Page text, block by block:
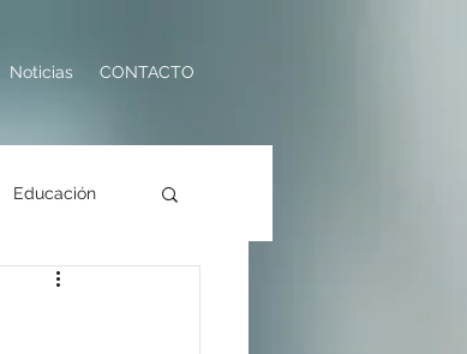
Noticias CONTACTO
Educación
Turismo